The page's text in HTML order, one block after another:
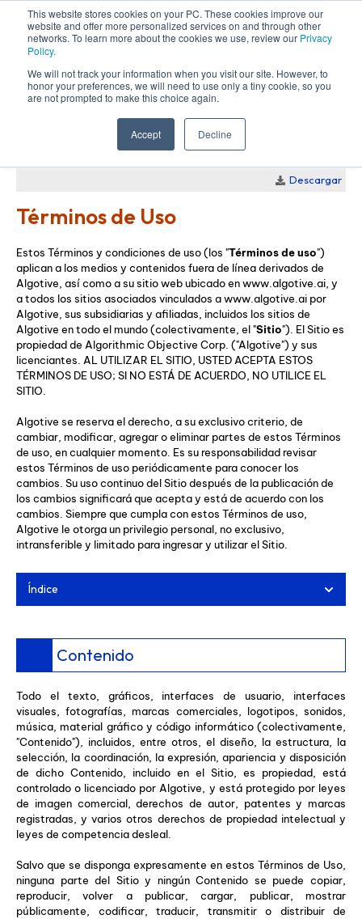
This website stores cookies on your PC. These cookies improve our
website and offer more personalized services on and through other
networks. To learn more about the cookies we use, review our Privacy
Policy.
We will not track your information when you visit our site. However, to
honor your preferences, we will need to use only a tiny cookie, so you
are not prompted to make this choice again.
Accept Decline
1 de febrero de 2022
15 de abril de 2022
Descargar
Términos de Uso
Estos Términos y condiciones de uso (los "Términos de uso")
aplican a los medios y contenidos fuera de línea derivados de
Algotive, así como a su sitio web ubicado en www.algotive.ai, y
a todos los sitios asociados vinculados a www.algotive.ai por
Algotive, sus subsidiarias y afiliadas, incluidos los sitios de
Algotive en todo el mundo (colectivamente, el "Sitio"). El Sitio es
propiedad de Algorithmic Objective Corp. ("Algotive") y sus
licenciantes. AL UTILIZAR EL SITIO, USTED ACEPTA ESTOS
TÉRMINOS DE USO; SI NO ESTÁ DE ACUERDO, NO UTILICE EL
SITIO.
Algotive se reserva el derecho, a su exclusivo criterio, de
cambiar, modificar, agregar o eliminar partes de estos Términos
de uso, en cualquier momento. Es su responsabilidad revisar
estos Términos de uso periódicamente para conocer los
cambios. Su uso continuo del Sitio después de la publicación de
los cambios significará que acepta y está de acuerdo con los
cambios. Siempre que cumpla con estos Términos de uso,
Algotive le otorga un privilegio personal, no exclusivo,
intransferible y limitado para ingresar y utilizar el Sitio.
Índice
Contenido
Todo el texto, gráficos, interfaces de usuario, interfaces
visuales, fotografías, marcas comerciales, logotipos, sonidos,
música, material gráfico y código informático (colectivamente,
"Contenido"), incluidos, entre otros, el diseño, la estructura, la
selección, la coordinación, la expresión, apariencia y disposición
de dicho Contenido, incluido en el Sitio, es propiedad, está
controlado o licenciado por Algotive, y está protegido por leyes
de imagen comercial, derechos de autor, patentes y marcas
registradas, y varios otros derechos de propiedad intelectual y
leyes de competencia desleal.
Salvo que se disponga expresamente en estos Términos de Uso,
ninguna parte del Sitio y ningún Contenido se puede copiar,
reproducir, volver a publicar, cargar, publicar, mostrar
públicamente, codificar, traducir, transmitir o distribuir de